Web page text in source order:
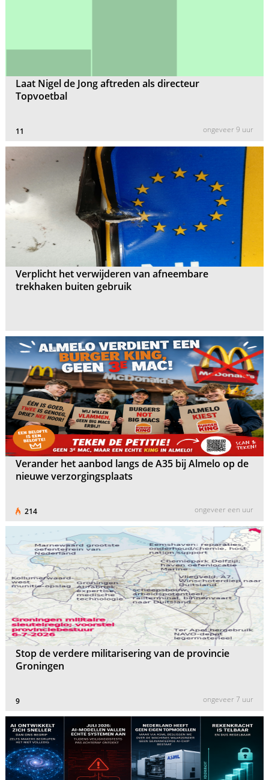
Laat Nigel de Jong aftreden als directeur
Topvoetbal
11 ongeveer 9 uur
Verplicht het verwijderen van afneembare
trekhaken buiten gebruik
Verander het aanbod langs de A35 bij Almelo op de
nieuwe verzorgingsplaats
214 ongeveer een uur
Stop de verdere militarisering van de provincie
Groningen
9 ongeveer 7 uur